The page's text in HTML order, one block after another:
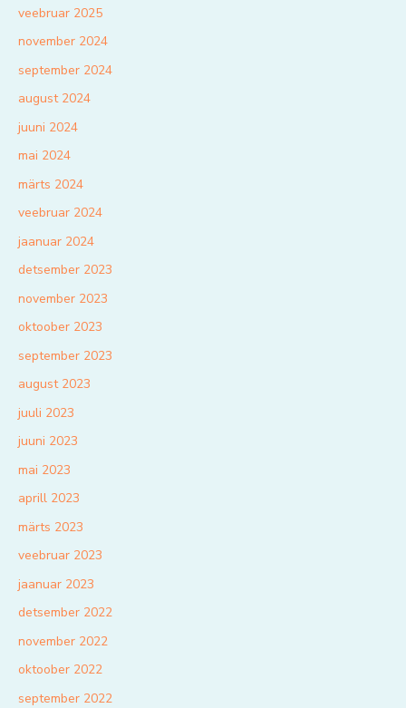
veebruar 2025
november 2024
september 2024
august 2024
juuni 2024
mai 2024
märts 2024
veebruar 2024
jaanuar 2024
detsember 2023
november 2023
oktoober 2023
september 2023
august 2023
juuli 2023
juuni 2023
mai 2023
aprill 2023
märts 2023
veebruar 2023
jaanuar 2023
detsember 2022
november 2022
oktoober 2022
september 2022